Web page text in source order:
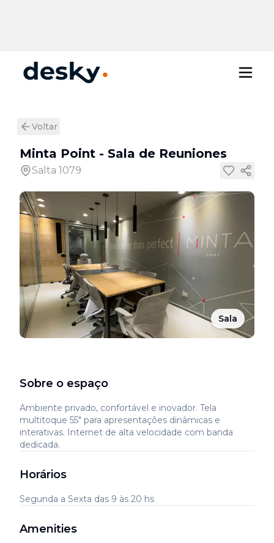
Voltar
Minta Point - Sala de Reuniones
Salta 1079
Sala
Sobre o espaço
Ambiente privado, confortável e inovador. Tela
multitoque 55″ para apresentações dinâmicas e
interativas. Internet de alta velocidade com banda
dedicada.
Horários
Segunda a Sexta das 9 às 20 hs
Amenities